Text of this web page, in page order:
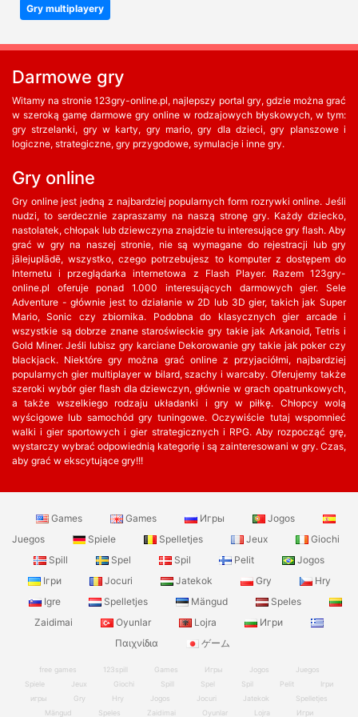
Gry multiplayery
Darmowe gry
Witamy na stronie 123gry-online.pl, najlepszy portal gry, gdzie można grać
w szeroką gamę darmowe gry online w rodzajowych błyskowych, w tym:
gry strzelanki, gry w karty, gry mario, gry dla dzieci, gry planszowe i
logiczne, strategiczne, gry przygodowe, symulacje i inne gry.
Gry online
Gry online jest jedną z najbardziej popularnych form rozrywki online. Jeśli
nudzi, to serdecznie zapraszamy na naszą stronę gry. Każdy dziecko,
nastolatek, chłopak lub dziewczyna znajdzie tu interesujące gry flash. Aby
grać w gry na naszej stronie, nie są wymagane do rejestracji lub gry
jālejuplādē, wszystko, czego potrzebujesz to komputer z dostępem do
Internetu i przeglądarka internetowa z Flash Player. Razem 123gry-
online.pl oferuje ponad 1.000 interesujących darmowych gier. Sele
Adventure - głównie jest to działanie w 2D lub 3D gier, takich jak Super
Mario, Sonic czy zbiornika. Podobna do klasycznych gier arcade i
wszystkie są dobrze znane staroświeckie gry takie jak Arkanoid, Tetris i
Gold Miner. Jeśli lubisz gry karciane Dekorowanie gry takie jak poker czy
blackjack. Niektóre gry można grać online z przyjaciółmi, najbardziej
popularnych gier multiplayer w bilard, szachy i warcaby. Oferujemy także
szeroki wybór gier flash dla dziewczyn, głównie w grach opatrunkowych,
a także wszelkiego rodzaju układanki i gry w piłkę. Chłopcy wolą
wyścigowe lub samochód gry tuningowe. Oczywiście tutaj wspomnieć
walki i gier sportowych i gier strategicznych i RPG. Aby rozpocząć grę,
wystarczy wybrać odpowiednią kategorię i są zainteresowani w gry. Czas,
aby grać w ekscytujące gry!!!
Games Games Игры
Jogos
Juegos
Spiele Spelletjes Jeux
Giochi
Spill
Spel Spil Pelit
Jogos
Ігри
Jocuri Jatekok Gry
Hry
Igre
Spelletjes Mängud
Speles
Zaidimai
Oyunlar Lojra
Игри
Παιχνίδια
ゲーム
free games 123spill Games Игры Jogos
Juegos
Spiele
Jeux Giochi Spill Spel Spil Pelit
Ігри
игры
Gry Hry Jogos Jocuri Jatekok
Spelletjes
Mängud
Speles Zaidimai Oyunlar Lojra Игри